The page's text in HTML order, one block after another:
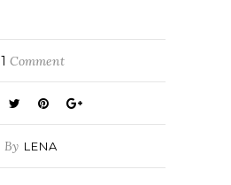
1 Comment
By LENA